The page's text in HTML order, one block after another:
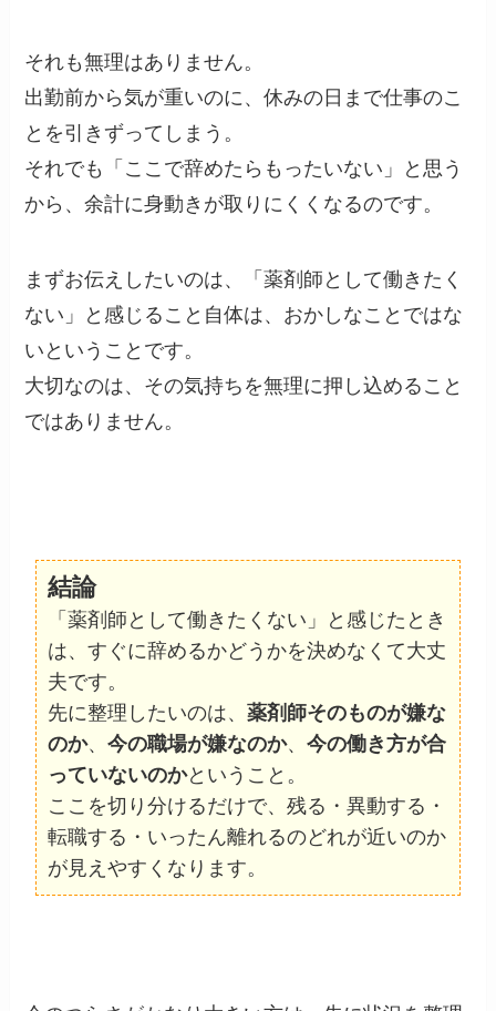
それも無理はありません。
出勤前から気が重いのに、休みの日まで仕事のこ
とを引きずってしまう。
それでも「ここで辞めたらもったいない」と思う
から、余計に身動きが取りにくくなるのです。
まずお伝えしたいのは、「薬剤師として働きたく
ない」と感じること自体は、おかしなことではな
いということです。
大切なのは、その気持ちを無理に押し込めること
ではありません。
結論
「薬剤師として働きたくない」と感じたとき
は、すぐに辞めるかどうかを決めなくて大丈
夫です。
先に整理したいのは、薬剤師そのものが嫌な
のか、今の職場が嫌なのか、今の働き方が合
っていないのかということ。
ここを切り分けるだけで、残る・異動する・
転職する・いったん離れるのどれが近いのか
が見えやすくなります。